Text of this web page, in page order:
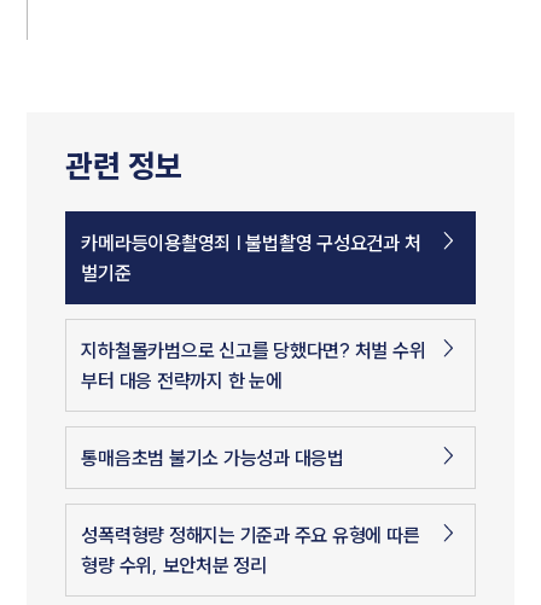
관련 정보
카메라등이용촬영죄 | 불법촬영 구성요건과 처
벌기준
지하철몰카범으로 신고를 당했다면? 처벌 수위
부터 대응 전략까지 한 눈에
통매음초범 불기소 가능성과 대응법
성폭력형량 정해지는 기준과 주요 유형에 따른
형량 수위, 보안처분 정리